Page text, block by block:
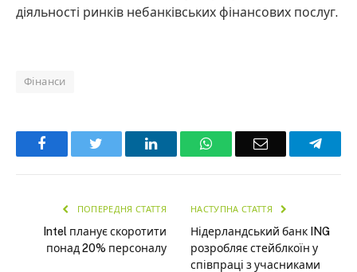
діяльності ринків небанківських фінансових послуг.
Фінанси
Facebook LinkedInWhatsAppEmail
ПОПЕРЕДНЯ СТАТТЯ
Intel планує скоротити
понад 20% персоналу
НАСТУПНА СТАТТЯ
Нідерландський банк ING
розробляє стейблкоїн у
співпраці з учасниками